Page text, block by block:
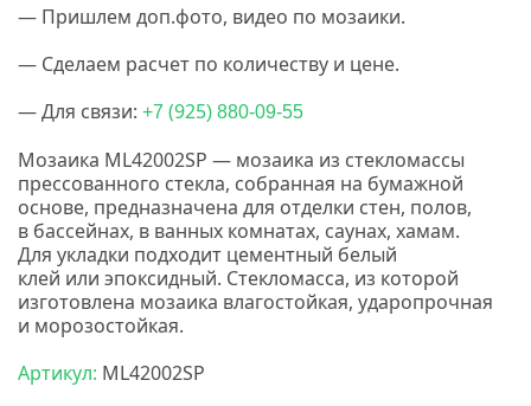
— Пришлем доп.фото, видео по мозаики.
— Сделаем расчет по количеству и цене.
— Для связи: +7 (925) 880-09-55
Мозаика ML42002SP — мозаика из стекломассы
прессованного стекла, собранная на бумажной
основе, предназначена для отделки стен, полов,
в бассейнах, в ванных комнатах, саунах, хамам.
Для укладки подходит цементный белый
клей или эпоксидный. Стекломасса, из которой
изготовлена мозаика влагостойкая, ударопрочная
и морозостойкая.
Артикул: ML42002SP